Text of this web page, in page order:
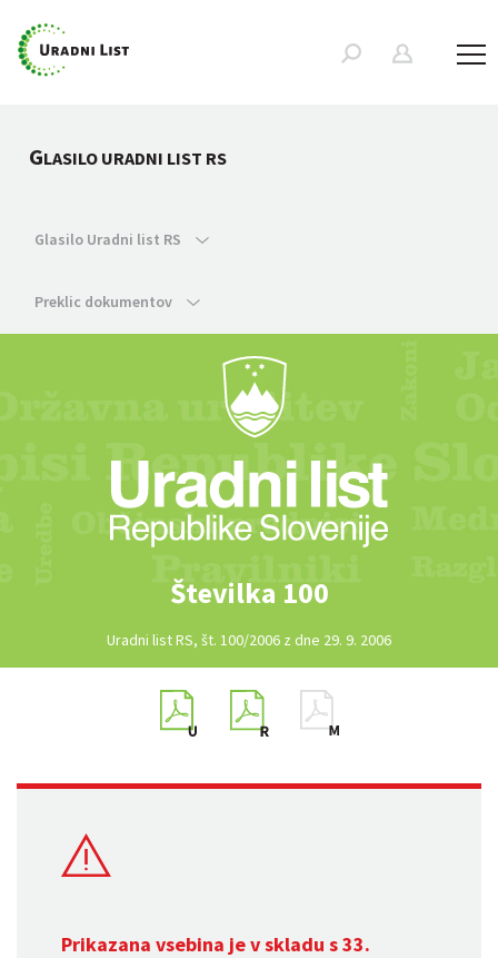
GLASILO URADNI LIST RS
Glasilo Uradni list RS
Preklic dokumentov
Številka 100
Uradni list RS, št. 100/2006 z dne 29. 9. 2006
Prikazana vsebina je v skladu s 33.